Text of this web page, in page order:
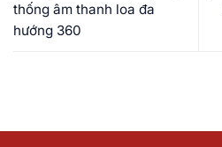
thống âm thanh loa đa
hướng 360